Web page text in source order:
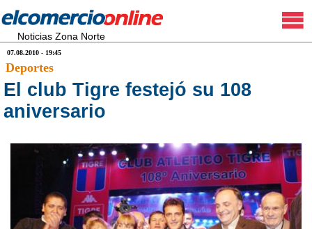
Noticias Zona Norte
07.08.2010 - 19:45
Deportes
El club Tigre festejó su 108
aniversario